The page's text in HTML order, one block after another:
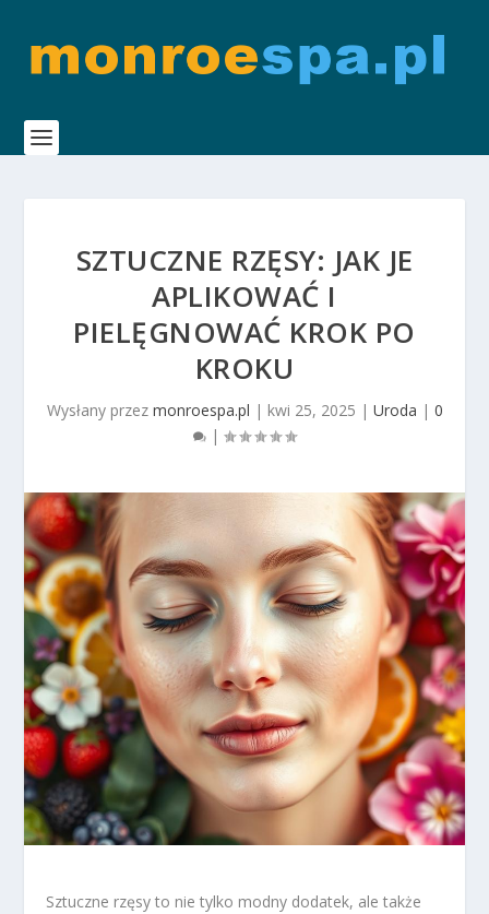
SZTUCZNE RZĘSY: JAK JE
APLIKOWAĆ I
PIELĘGNOWAĆ KROK PO
KROKU
Wysłany przez monroespa.pl | kwi 25, 2025 | Uroda | 0
|
Sztuczne rzęsy to nie tylko modny dodatek, ale także